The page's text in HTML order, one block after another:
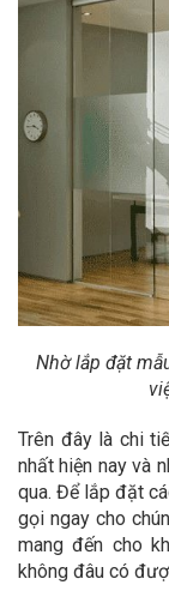
Nhờ lắp đặt
Trên đây là chi
nhất hiện nay và
qua. Để lắp đặt
gọi ngay cho
mang đến cho
không đâu có